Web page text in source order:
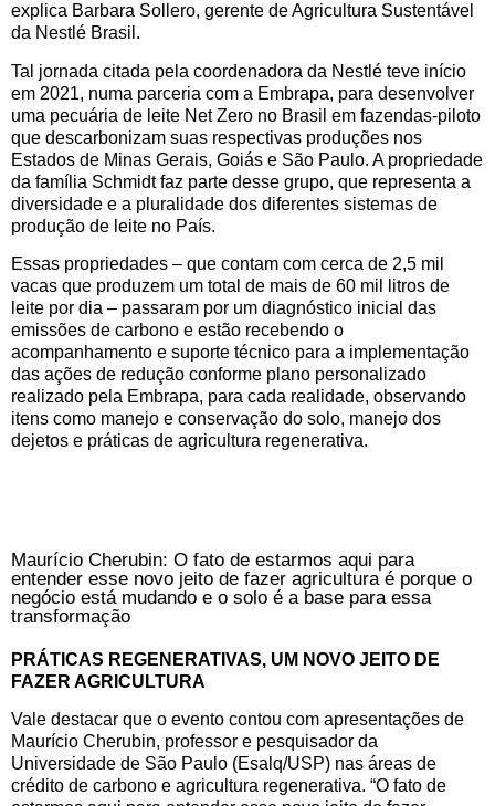
explica Barbara Sollero, gerente de Agricultura Sustentável
da Nestlé Brasil.
Tal jornada citada pela coordenadora da Nestlé teve início
em 2021, numa parceria com a Embrapa, para desenvolver
uma pecuária de leite Net Zero no Brasil em fazendas-piloto
que descarbonizam suas respectivas produções nos
Estados de Minas Gerais, Goiás e São Paulo. A propriedade
da família Schmidt faz parte desse grupo, que representa a
diversidade e a pluralidade dos diferentes sistemas de
produção de leite no País.
Essas propriedades – que contam com cerca de 2,5 mil
vacas que produzem um total de mais de 60 mil litros de
leite por dia – passaram por um diagnóstico inicial das
emissões de carbono e estão recebendo o
acompanhamento e suporte técnico para a implementação
das ações de redução conforme plano personalizado
realizado pela Embrapa, para cada realidade, observando
itens como manejo e conservação do solo, manejo dos
dejetos e práticas de agricultura regenerativa.
Maurício Cherubin: O fato de estarmos aqui para
entender esse novo jeito de fazer agricultura é porque o
negócio está mudando e o solo é a base para essa
transformação
PRÁTICAS REGENERATIVAS, UM NOVO JEITO DE
FAZER AGRICULTURA
Vale destacar que o evento contou com apresentações de
Maurício Cherubin, professor e pesquisador da
Universidade de São Paulo (Esalq/USP) nas áreas de
crédito de carbono e agricultura regenerativa. “O fato de